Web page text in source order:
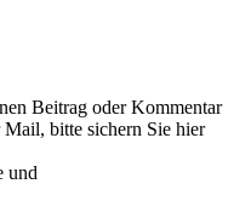
Beitrag oder Kommentar
bitte sichern Sie hier
und